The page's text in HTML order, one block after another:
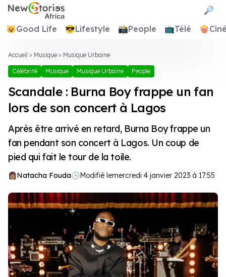
Newstories Africa
🔎
😺Good Life 😎Lifestyle 📸People 📺Télé 🍿
Accueil > Musique > Musique Urbaine
Célébrité Musique Musique Urbaine People
Scandale : Burna Boy frappe un fan
lors de son concert à Lagos
Après être arrivé en retard, Burna Boy frappe un
fan pendant son concert à Lagos. Un coup de
pied qui fait le tour de la toile.
Natacha Fouda🕓Modifié lemercredi 4 janvier 2023 à 17:55